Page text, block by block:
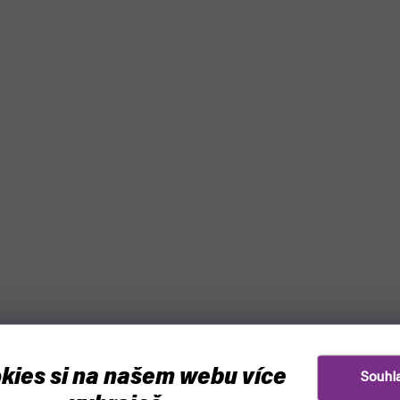
si na našem webu více